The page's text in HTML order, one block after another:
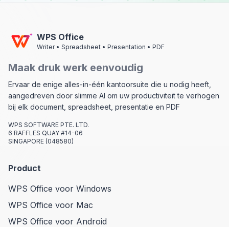
WPS Office
Writer • Spreadsheet • Presentation • PDF
Maak druk werk eenvoudig
Ervaar de enige alles-in-één kantoorsuite die u nodig heeft,
aangedreven door slimme AI om uw productiviteit te verhogen
bij elk document, spreadsheet, presentatie en PDF
WPS SOFTWARE PTE. LTD.
6 RAFFLES QUAY #14-06
SINGAPORE (048580)
Product
WPS Office voor Windows
WPS Office voor Mac
WPS Office voor Android